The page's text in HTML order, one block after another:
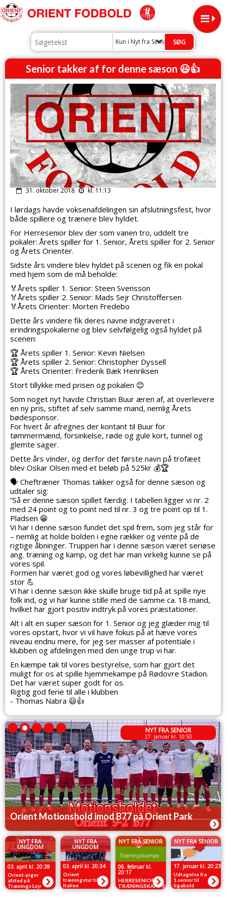
Kun i Nyt fra Senior
Senior takker af for denne sæson 😃👍
31. oktober 2018 kl. 11:13
I lørdags havde voksenafdelingen sin afslutningsfest, hvor
både spillere og trænere blev hyldet.
For Herresenior blev der som vanen tro, uddelt tre
pokaler: Årets spiller for 1. Senior, Årets spiller for 2. Senior
og Årets Orienter.
Sidste års vindere blev hyldet på scenen og fik en pokal
med hjem som de må beholde:
🏅Årets spiller 1. Senior: Steen Svensson
🏅Årets spiller 2. Senior: Mads Sejr Christoffersen
🏅Årets Orienter: Morten Fredebo
Dette års vindere fik deres navne indgraveret i
erindringspokalerne og blev selvfølgelig også hyldet på
scenen:
🏆 Årets spiller 1. Senior: Kevin Nielsen
🏆 Årets spiller 2. Senior: Christopher Dyssell
🏆 Årets Orienter: Frederik Bæk Henriksen
Stort tillykke med prisen og pokalen 😊
Som noget nyt havde Christian Buur æren af, at overlevere
en ny pris, stiftet af selv samme mand, nemlig Årets
bødesponsor.
For hvert år afregnes der kontant til Buur for
tømmermænd, forsinkelse, røde og gule kort, tunnel og
glemte sager.
Dette års vinder, og derfor det første navn på trofæet
blev Oskar Olsen med et beløb på 525kr 💰🏆
🗣️ Cheftræner Thomas takker også for denne sæson og
udtaler sig:
”Så er denne sæson spillet færdig. I tabellen ligger vi nr. 2
med 24 point og to point ned til nr. 3 og tre point op til 1.
Pladsen 😁
Vi har i denne sæson fundet det spil frem, som jeg står for
– nemlig at holde bolden i egne rækker og vente på de
rigtige åbninger. Truppen har i denne sæson været seriøse
ang. træning og kamp, og det har man virkelig kunne se på
vores spil.
Formen har været god og vores løbevillighed har været
stor 💪
Vi har i denne sæson ikke skulle bruge tid på at spille nye
folk ind, og vi har kunne stille med de samme ca. 18 mand,
hvilket har gjort positiv indtryk på vores præstationer.
Alt i alt en super sæson for 1. Senior og jeg glæder mig til
vores opstart, hvor vi vil have fokus på at hæve vores
niveau endnu mere, for jeg ser masser af potentiale i
klubben og afdelingen med den unge trup vi har.
En kæmpe tak til vores bestyrelse, som har gjort det
muligt for os at spille hjemmekampe på Rødovre Stadion.
Det har været super godt for os.
Rigtig god ferie til alle i klubben
- Thomas Nabra 😃👍
NYT FRA SENIOR
27. januar kl. 10:50
Orient Motionshold imod B77 på Orient Park
NYT FRA
UNGDOM
03. april kl. 20:38
Orient-piger
afsted på
Trænings Lejr
NYT FRA
UNGDOM
03. april kl. 20:34
Orient
træningstur til
Italien
NYT FRA SENIOR
06. februar kl.
20:17
HERRESENIOR
TRÆNINGSKAMPE
NYT FRA SENIOR
17. januar kl. 20:23
Udtagelse fra
1.senior til
ligabold